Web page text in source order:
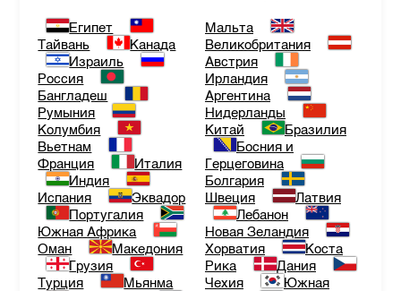
Египет
Тайвань
Канада
Израиль
Россия
Бангладеш
Румыния
Колумбия
Вьетнам
Франция
Италия
Индия
Испания
Эквадор
Португалия
Южная Африка
Оман
Македония
Грузия
Турция
Мьянма
Мальта
Великобритания
Австрия
Ирландия
Аргентина
Нидерланды
Китай
Бразилия
Босния и
Герцеговина
Болгария
Швеция
Латвия
Лебанон
Новая Зеландия
Хорватия
Коста
Рика
Дания
Чехия
Южная